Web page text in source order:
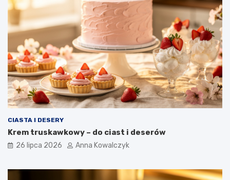
CIASTA I DESERY
Krem truskawkowy – do ciast i deserów
26 lipca 2026 Anna Kowalczyk